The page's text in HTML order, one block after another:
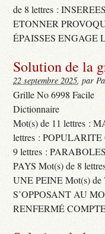
de 8 lettres :
ETONNER
ÉPAISSES
Solution de la
22 septembre 2025, par
Grille No 6998 Facile
Dictionnaire
Mot(s) de 11 lettres :
lettres :
9 lettres :
PAYS Mot(s) de 8
UNE PEINE Mot(s)
S’OPPOSANT AU
RENFERMÉ